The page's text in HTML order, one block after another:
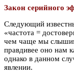
Закон серийного
Следующий
«частота =
чем чаще мы слышим
правдивее оно нам
однако в данном
явлении.